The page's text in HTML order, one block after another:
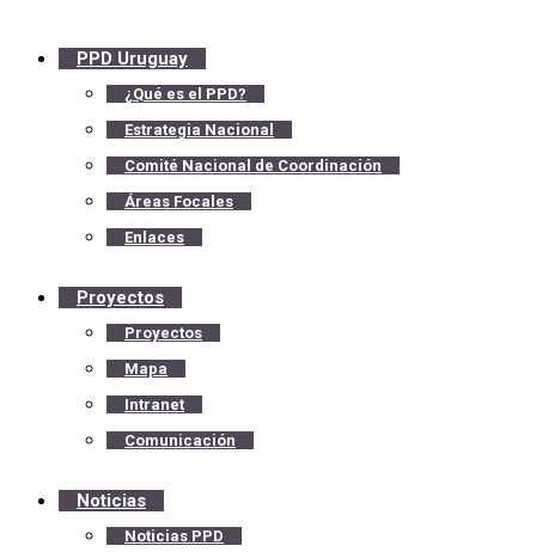
PPD Uruguay
¿Qué es el PPD?
Estrategia Nacional
Comité Nacional de Coordinación
Áreas Focales
Enlaces
Proyectos
Proyectos
Mapa
Intranet
Comunicación
Noticias
Noticias PPD